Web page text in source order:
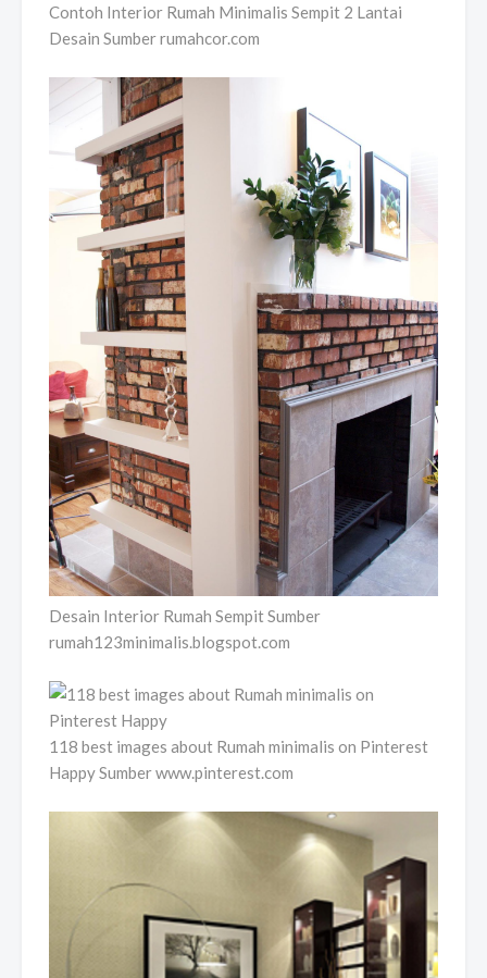
Contoh Interior Rumah Minimalis Sempit 2 Lantai
Desain Sumber rumahcor.com
Desain Interior Rumah Sempit Sumber
rumah123minimalis.blogspot.com
118 best images about Rumah minimalis on Pinterest
Happy Sumber www.pinterest.com